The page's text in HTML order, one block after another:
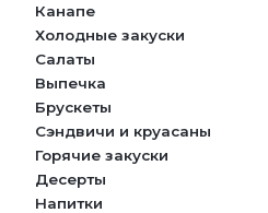
Канапе
Холодные закуски
Салаты
Выпечка
Брускеты
Сэндвичи и круасаны
Горячие закуски
Десерты
Напитки